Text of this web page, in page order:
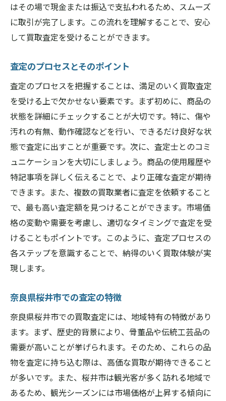
はその場で現金または振込で支払われるため、スムーズ
に取引が完了します。この流れを理解することで、安心
して買取査定を受けることができます。
査定のプロセスとそのポイント
査定のプロセスを把握することは、満足のいく買取査定
を受ける上で欠かせない要素です。まず初めに、商品の
状態を詳細にチェックすることが大切です。特に、傷や
汚れの有無、動作確認などを行い、できるだけ良好な状
態で査定に出すことが重要です。次に、査定士とのコミ
ュニケーションを大切にしましょう。商品の使用履歴や
特記事項を詳しく伝えることで、より正確な査定が期待
できます。また、複数の買取業者に査定を依頼すること
で、最も高い査定額を見つけることができます。市場価
格の変動や需要を考慮し、適切なタイミングで査定を受
けることもポイントです。このように、査定プロセスの
各ステップを意識することで、納得のいく買取体験が実
現します。
奈良県桜井市での査定の特徴
奈良県桜井市での買取査定には、地域特有の特徴があり
ます。まず、歴史的背景により、骨董品や伝統工芸品の
需要が高いことが挙げられます。そのため、これらの品
物を査定に持ち込む際は、高価な買取が期待できること
が多いです。また、桜井市は観光客が多く訪れる地域で
あるため、観光シーズンには市場価格が上昇する傾向に